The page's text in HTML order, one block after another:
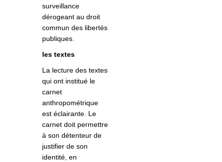
surveillance
dérogeant au droit
commun des libertés
publiques.
les textes
La lecture des textes
qui ont institué le
carnet
anthropométrique
est éclairante. Le
carnet doit permettre
à son détenteur de
justifier de son
identité, en